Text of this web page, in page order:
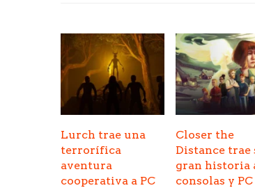
Lurch trae una
terrorífica
aventura
cooperativa a PC
Closer the
Distance trae
gran historia
consolas y PC